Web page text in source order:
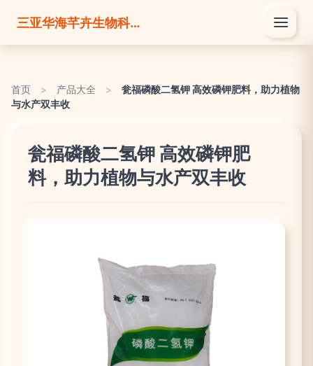
三亚华海芊卉生物科技有限公司
首页 > 产品大全 >
瓮福磷酸二氢钾 高效磷钾肥料，助力植物
与水产双丰收
瓮福磷酸二氢钾 高效磷钾肥
料，助力植物与水产双丰收